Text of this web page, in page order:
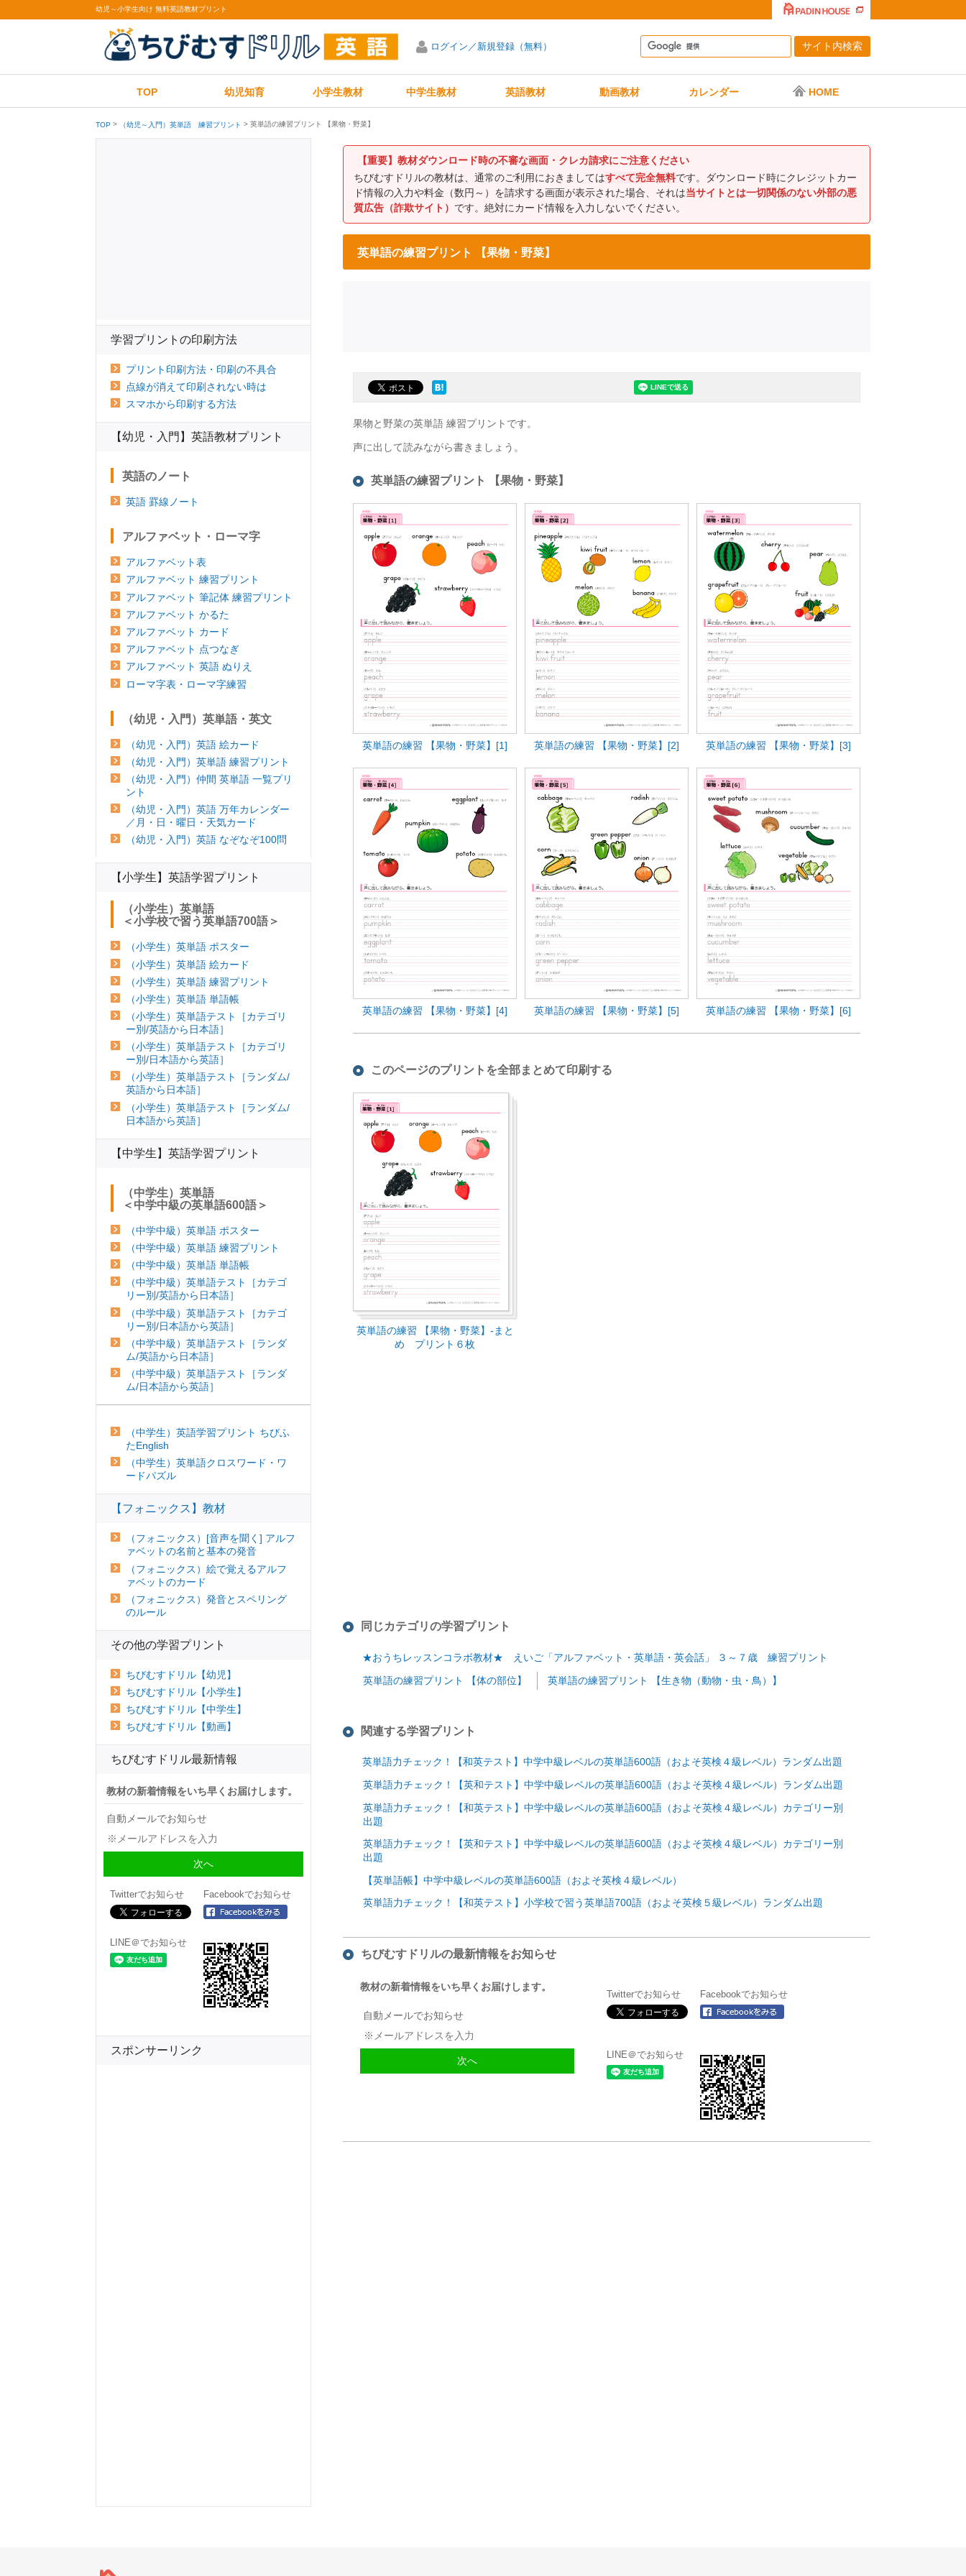
幼児～小学生向け 無料英語教材プリント
ログイン／新規登録（無料）
TOP 幼児知育 小学生教材 中学生教材 英語教材 動画教材 カレンダー HOME
TOP （幼児～入門）英単語 練習プリント 英単語の練習プリント 【果物・野菜】
【重要】教材ダウンロード時の不審な画面・クレカ請求にご注意ください
ちびむすドリルの教材は、通常のご利用におきましてはすべて完全無料です。ダウンロード時にクレジットカー
ド情報の入力や料金（数円～）を請求する画面が表示された場合、それは当サイトとは一切関係のない外部の悪
質広告（詐欺サイト） です。絶対にカード情報を入力しないでください。
英単語の練習プリント 【果物・野菜】
果物と野菜の英単語 練習プリントです。
声に出して読みながら書きましょう。
英単語の練習プリント 【果物・野菜】
英単語の練習 【果物・野菜】[1] 英単語の練習 【果物・野菜】[2] 英単語の練習 【果物・野菜】[3]
英単語の練習 【果物・野菜】[4] 英単語の練習 【果物・野菜】[5] 英単語の練習 【果物・野菜】[6]
このページのプリントを全部まとめて印刷する
英単語の練習 【果物・野菜】-まと
め プリント６枚
同じカテゴリの学習プリント
★おうちレッスンコラボ教材★ えいご「アルファベット・英単語・英会話」 ３～７歳 練習プリント
英単語の練習プリント 【体の部位】
英単語の練習プリント 【生き物（動物・虫・鳥）】
関連する学習プリント
英単語力チェック！【和英テスト】中学中級レベルの英単語600語（およそ英検４級レベル）ランダム出題
英単語力チェック！【英和テスト】中学中級レベルの英単語600語（およそ英検４級レベル）ランダム出題
英単語力チェック！【和英テスト】中学中級レベルの英単語600語（およそ英検４級レベル）カテゴリー別
出題
英単語力チェック！【英和テスト】中学中級レベルの英単語600語（およそ英検４級レベル）カテゴリー別
出題
【英単語帳】中学中級レベルの英単語600語（およそ英検４級レベル）
英単語力チェック！【和英テスト】小学校で習う英単語700語（およそ英検５級レベル）ランダム出題
ちびむすドリルの最新情報をお知らせ
教材の新着情報をいち早くお届けします。
自動メールでお知らせ
Twitterでお知らせ Facebookでお知らせ
LINE＠でお知らせ
学習プリントの印刷方法
プリント印刷方法・印刷の不具合
点線が消えて印刷されない時は
スマホから印刷する方法
【幼児・入門】英語教材プリント
英語のノート
英語 罫線ノート
アルファベット・ローマ字
アルファベット表
アルファベット 練習プリント
アルファベット 筆記体 練習プリント
アルファベット かるた
アルファベット カード
アルファベット 点つなぎ
アルファベット 英語 ぬりえ
ローマ字表・ローマ字練習
（幼児・入門）英単語・英文
（幼児・入門）英語 絵カード
（幼児・入門）英単語 練習プリント
（幼児・入門）仲間 英単語 一覧プリ
ント
（幼児・入門）英語 万年カレンダー
／月・日・曜日・天気カード
（幼児・入門）英語 なぞなぞ100問
【小学生】英語学習プリント
（小学生）英単語
＜小学校で習う英単語700語＞
（小学生）英単語 ポスター
（小学生）英単語 絵カード
（小学生）英単語 練習プリント
（小学生）英単語 単語帳
（小学生）英単語テスト［カテゴリ
ー別/英語から日本語］
（小学生）英単語テスト［カテゴリ
ー別/日本語から英語］
（小学生）英単語テスト［ランダム/
英語から日本語］
（小学生）英単語テスト［ランダム/
日本語から英語］
【中学生】英語学習プリント
（中学生）英単語
＜中学中級の英単語600語＞
（中学中級）英単語 ポスター
（中学中級）英単語 練習プリント
（中学中級）英単語 単語帳
（中学中級）英単語テスト［カテゴ
リー別/英語から日本語］
（中学中級）英単語テスト［カテゴ
リー別/日本語から英語］
（中学中級）英単語テスト［ランダ
ム/英語から日本語］
（中学中級）英単語テスト［ランダ
ム/日本語から英語］
（中学生）英語学習プリント ちびふ
たEnglish
（中学生）英単語クロスワード・ワ
ードパズル
【フォニックス】教材
（フォニックス）[音声を聞く] アルフ
ァベットの名前と基本の発音
（フォニックス）絵で覚えるアルフ
ァベットのカード
（フォニックス）発音とスペリング
のルール
その他の学習プリント
ちびむすドリル【幼児】
ちびむすドリル【小学生】
ちびむすドリル【中学生】
ちびむすドリル【動画】
ちびむすドリル最新情報
教材の新着情報をいち早くお届けします。
自動メールでお知らせ
Twitterでお知らせ Facebookでお知らせ
LINE＠でお知らせ
スポンサーリンク